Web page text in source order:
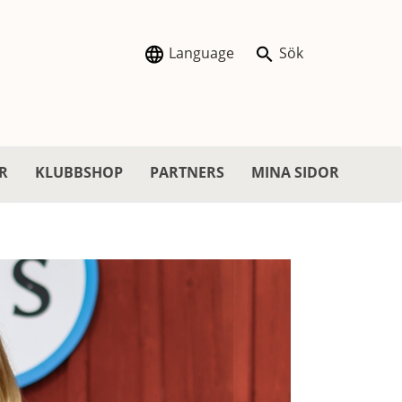
Language Sök
KLUBBSHOP PARTNERS MINA SIDOR